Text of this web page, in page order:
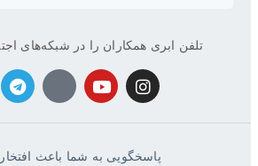
تلفن ابری همکاران را در شبکه‌های
پاسخگویی به شما باعث